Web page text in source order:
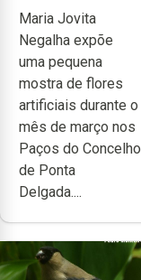
Ponta
Delgada
Maria Jovita
Negalha expõe
uma pequena
mostra de flores
artificiais durante o
mês de março nos
Paços do Concelho
de Ponta
Delgada....